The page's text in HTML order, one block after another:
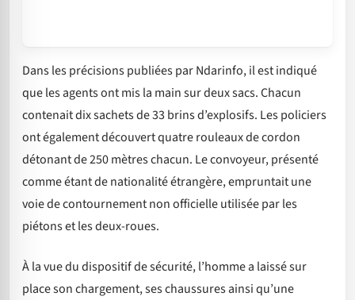
Dans les précisions publiées par Ndarinfo, il est indiqué
que les agents ont mis la main sur deux sacs. Chacun
contenait dix sachets de 33 brins d’explosifs. Les policiers
ont également découvert quatre rouleaux de cordon
détonant de 250 mètres chacun. Le convoyeur, présenté
comme étant de nationalité étrangère, empruntait une
voie de contournement non officielle utilisée par les
piétons et les deux-roues.
À la vue du dispositif de sécurité, l’homme a laissé sur
place son chargement, ses chaussures ainsi qu’une